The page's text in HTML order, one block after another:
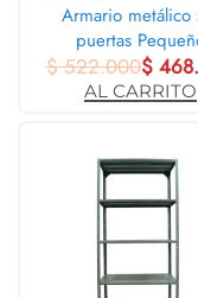
Armario metálico
puertas
$522.000$
AL CARRITO